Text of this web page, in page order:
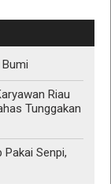
Riau
Tunggakan
Senpi,